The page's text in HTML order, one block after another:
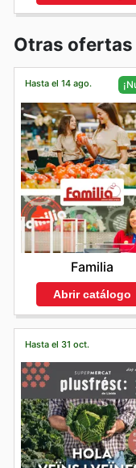
Otras ofertas
Hasta el 14 ago.
Familia
Abrir catálogo
Hasta el 31 oct.